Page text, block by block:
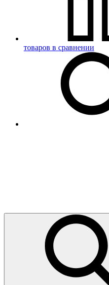
товаров в сравнении